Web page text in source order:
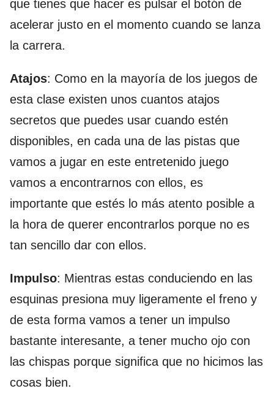
que tienes que hacer es pulsar el botón de
acelerar justo en el momento cuando se lanza
la carrera.
Atajos: Como en la mayoría de los juegos de
esta clase existen unos cuantos atajos
secretos que puedes usar cuando estén
disponibles, en cada una de las pistas que
vamos a jugar en este entretenido juego
vamos a encontrarnos con ellos, es
importante que estés lo más atento posible a
la hora de querer encontrarlos porque no es
tan sencillo dar con ellos.
Impulso: Mientras estas conduciendo en las
esquinas presiona muy ligeramente el freno y
de esta forma vamos a tener un impulso
bastante interesante, a tener mucho ojo con
las chispas porque significa que no hicimos las
cosas bien.